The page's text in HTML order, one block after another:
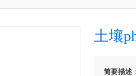
土壤
简要描述